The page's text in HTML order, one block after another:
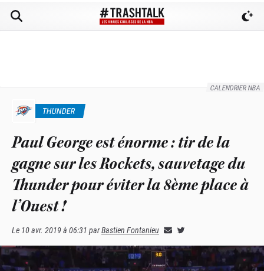
CALENDRIER NBA
THUNDER
Paul George est énorme : tir de la
gagne sur les Rockets, sauvetage du
Thunder pour éviter la 8ème place à
l’Ouest !
Le 10 avr. 2019 à 06:31 parBastien Fontanieu